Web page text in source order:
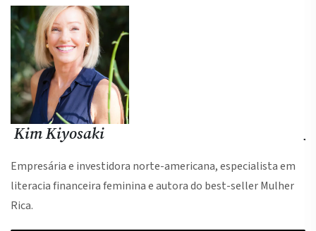
Kim Kiyosaki
Empresária e investidora norte-americana, especialista em
literacia financeira feminina e autora do best-seller Mulher
Rica.